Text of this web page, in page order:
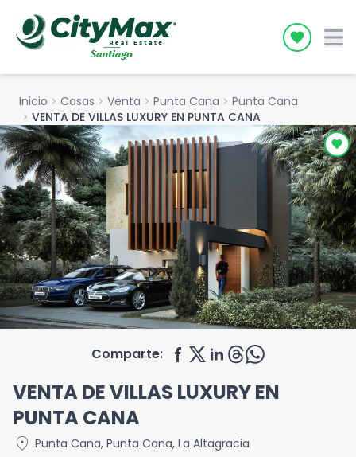
Icon
Inicio chevron_right Casas chevron_right Venta chevron_right Punta Cana chevron_right Punta Cana
chevron_right VENTA DE VILLAS LUXURY EN PUNTA CANA
Comparte:
VENTA DE VILLAS LUXURY EN
PUNTA CANA
location_on Punta Cana, Punta Cana, La Altagracia